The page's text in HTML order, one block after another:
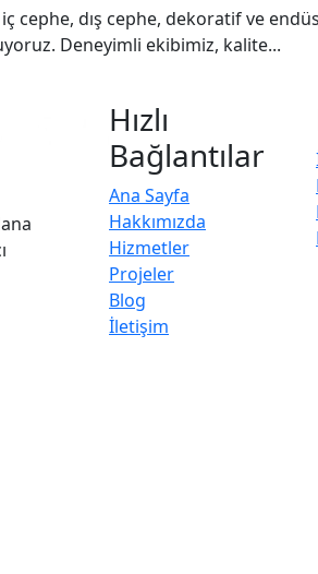
cephe, dış cephe, dekoratif ve
Deneyimli ekibimiz, kalite...
Hızlı
Bağlantılar
Ana Sayfa
Hakkımızda
Hizmetler
Projeler
Blog
İletişim